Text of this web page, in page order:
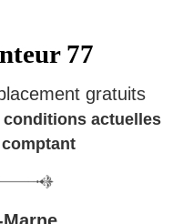
77
gratuits
actuelles